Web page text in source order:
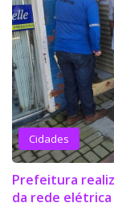
Cidades
Prefeitura
da rede